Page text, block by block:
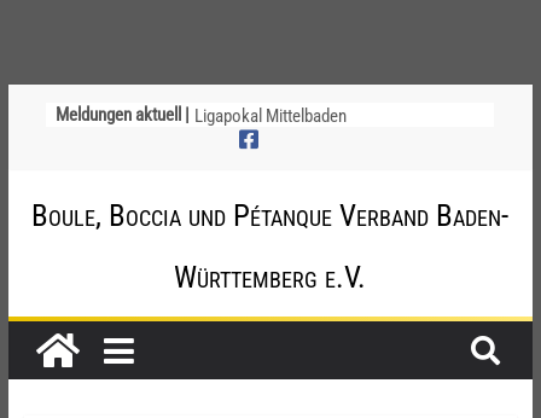
Meldungen aktuell | Ligapokal Mittelbaden
Deutsche Meisterschaft der Jugend am
Einladung zur Jugendvollversammlung
Startliste DM-Qualifikation Doublette
2026
Chinesische Austauschüler*innen im 10.
Boule, Boccia und Pétanque Verband Baden-
Württemberg e.V.